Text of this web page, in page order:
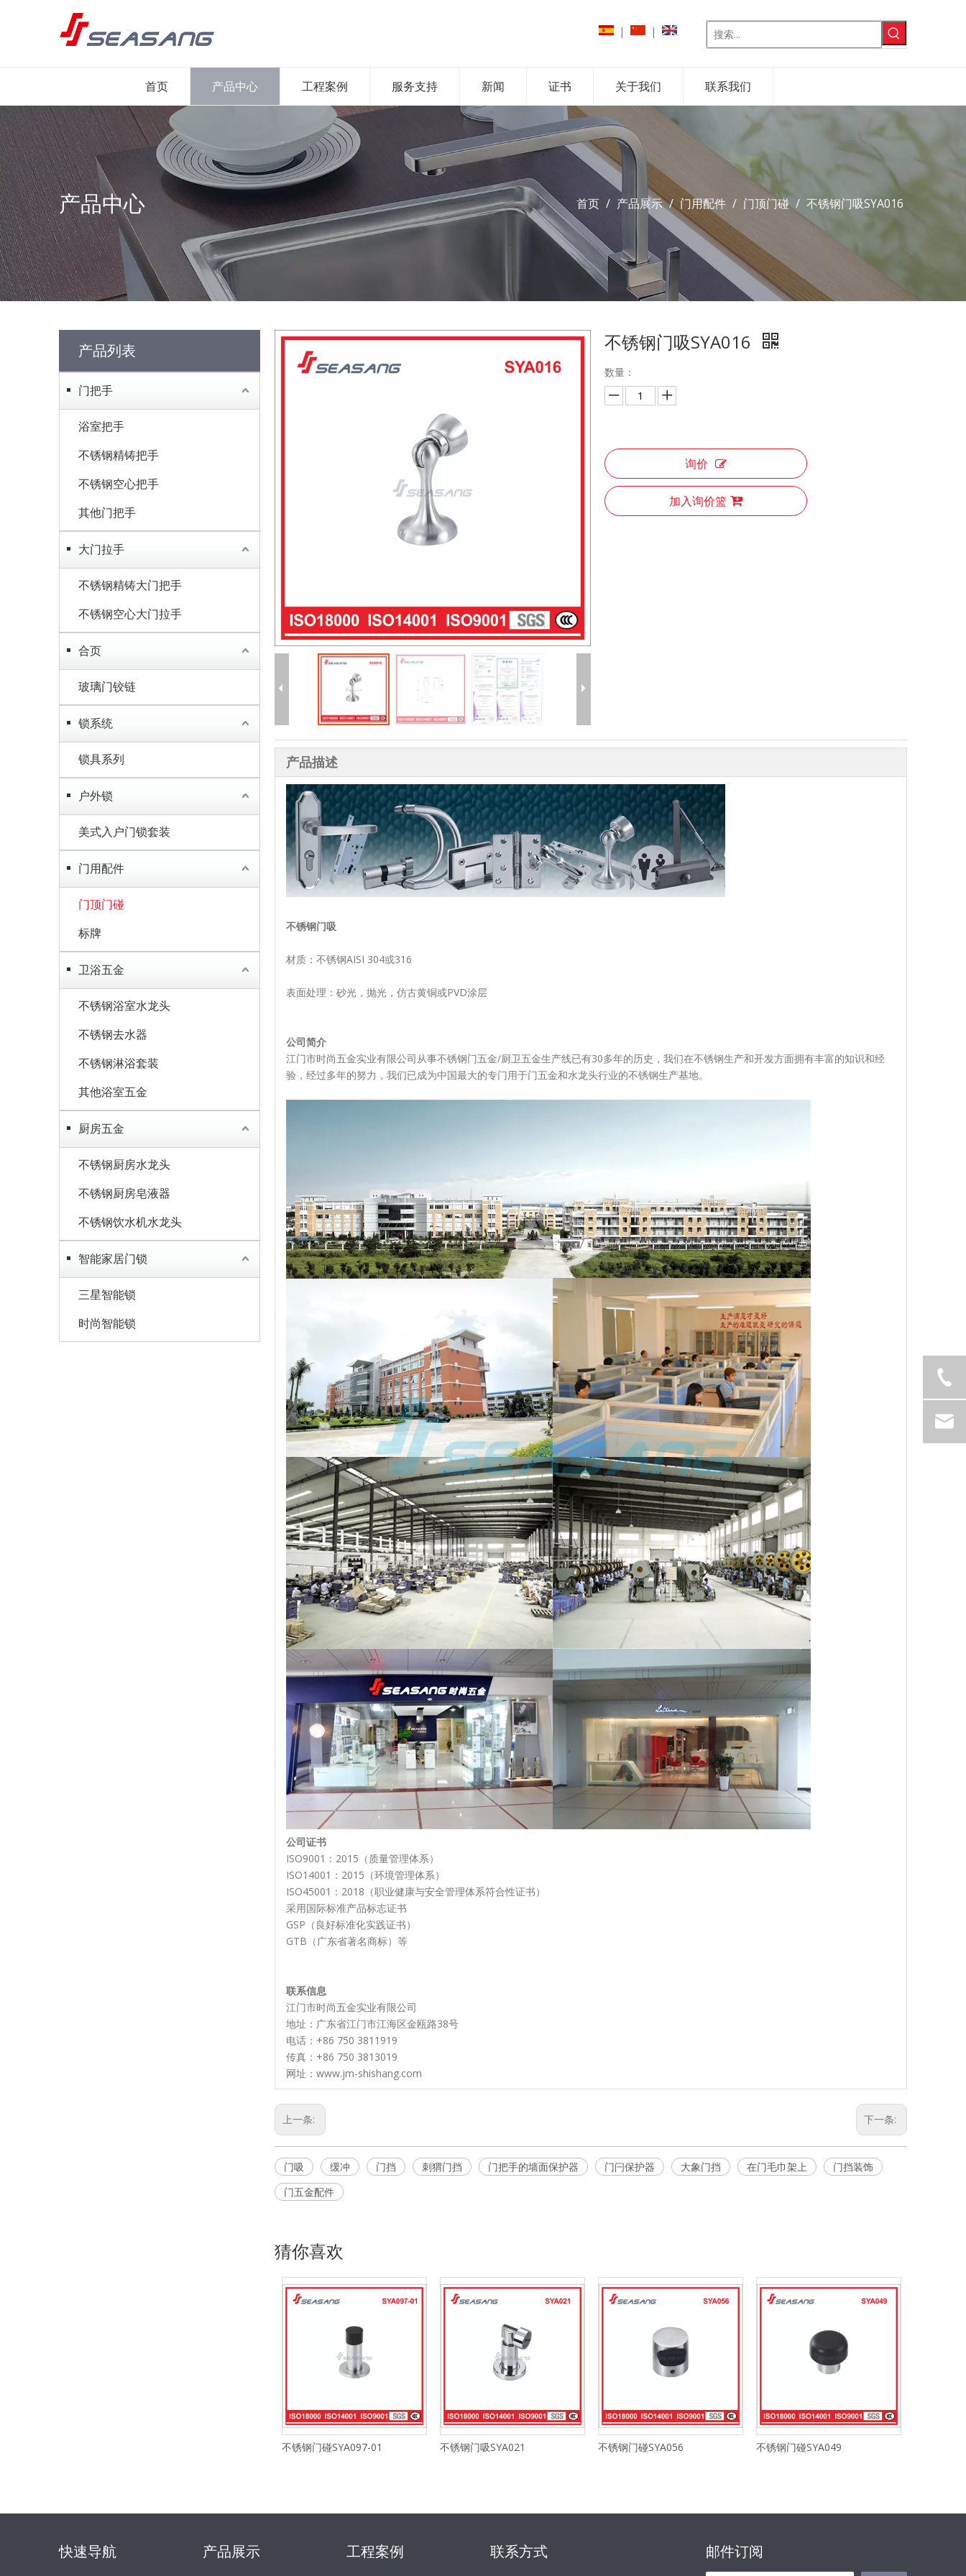
| |
首页 产品中心 工程案例 服务支持 新闻 证书 关于我们 联系我们
产品中心 首页 / 产品展示 / 门用配件 / 门顶门碰 / 不锈钢门吸SYA016
产品列表
门把手
浴室把手
不锈钢精铸把手
不锈钢空心把手
其他门把手
大门拉手
不锈钢精铸大门把手
不锈钢空心大门拉手
合页
玻璃门铰链
锁系统
锁具系列
户外锁
美式入户门锁套装
门用配件
门顶门碰
标牌
卫浴五金
不锈钢浴室水龙头
不锈钢去水器
不锈钢淋浴套装
其他浴室五金
厨房五金
不锈钢厨房水龙头
不锈钢厨房皂液器
不锈钢饮水机水龙头
智能家居门锁
三星智能锁
时尚智能锁
不锈钢门吸SYA016
数量：
询价
加入询价篮
产品描述
不锈钢门吸
材质：不锈钢AISI 304或316
表面处理：砂光，抛光，仿古黄铜或PVD涂层
公司简介
江门市时尚五金实业有限公司从事不锈钢门五金/厨卫五金生产线已有30多年的历史，我们在不锈钢生产和开发方面拥有丰富的知识和经
验，经过多年的努力，我们已成为中国最大的专门用于门五金和水龙头行业的不锈钢生产基地。
公司证书
ISO9001：2015（质量管理体系）
ISO14001：2015（环境管理体系）
ISO45001：2018（职业健康与安全管理体系符合性证书）
采用国际标准产品标志证书
GSP（良好标准化实践证书）
GTB（广东省著名商标）等
联系信息
江门市时尚五金实业有限公司
地址：广东省江门市江海区金瓯路38号
电话：+86 750 3811919
传真：+86 750 3813019
网址：www.jm-shishang.com
上一条: 下一条:
门吸 缓冲 门挡 刺猬门挡 门把手的墙面保护器 门闩保护器 大象门挡 在门毛巾架上
门挡装饰
门五金配件
猜你喜欢
不锈钢门碰SYA097-01 不锈钢门吸SYA021 不锈钢门碰SYA056 不锈钢门碰SYA049
快速导航 产品展示 工程案例 联系方式 邮件订阅